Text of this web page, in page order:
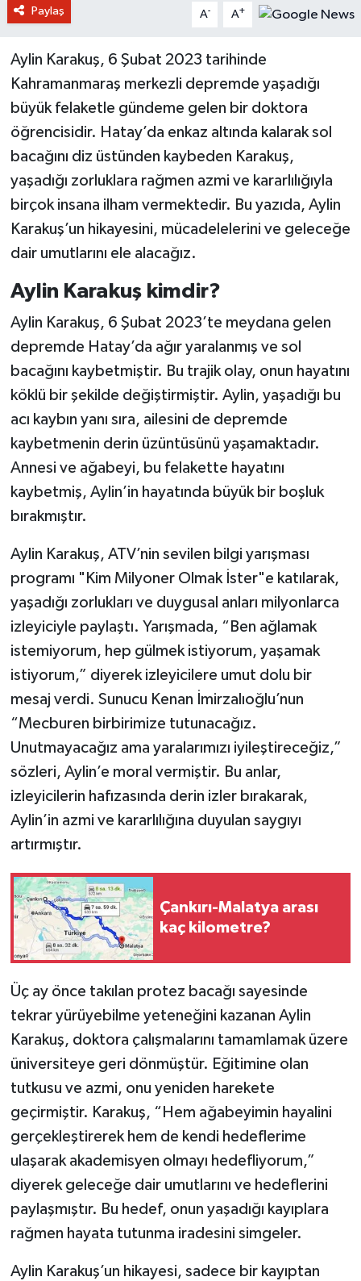
Paylaş A- A+
Aylin Karakuş, 6 Şubat 2023 tarihinde
Kahramanmaraş merkezli depremde yaşadığı
büyük felaketle gündeme gelen bir doktora
öğrencisidir. Hatay’da enkaz altında kalarak sol
bacağını diz üstünden kaybeden Karakuş,
yaşadığı zorluklara rağmen azmi ve kararlılığıyla
birçok insana ilham vermektedir. Bu yazıda, Aylin
Karakuş’un hikayesini, mücadelelerini ve geleceğe
dair umutlarını ele alacağız.
Aylin Karakuş kimdir?
Aylin Karakuş, 6 Şubat 2023’te meydana gelen
depremde Hatay’da ağır yaralanmış ve sol
bacağını kaybetmiştir. Bu trajik olay, onun hayatını
köklü bir şekilde değiştirmiştir. Aylin, yaşadığı bu
acı kaybın yanı sıra, ailesini de depremde
kaybetmenin derin üzüntüsünü yaşamaktadır.
Annesi ve ağabeyi, bu felakette hayatını
kaybetmiş, Aylin’in hayatında büyük bir boşluk
bırakmıştır.
Aylin Karakuş, ATV’nin sevilen bilgi yarışması
programı "Kim Milyoner Olmak İster"e katılarak,
yaşadığı zorlukları ve duygusal anları milyonlarca
izleyiciyle paylaştı. Yarışmada, “Ben ağlamak
istemiyorum, hep gülmek istiyorum, yaşamak
istiyorum,” diyerek izleyicilere umut dolu bir
mesaj verdi. Sunucu Kenan İmirzalıoğlu’nun
“Mecburen birbirimize tutunacağız.
Unutmayacağız ama yaralarımızı iyileştireceğiz,”
sözleri, Aylin’e moral vermiştir. Bu anlar,
izleyicilerin hafızasında derin izler bırakarak,
Aylin’in azmi ve kararlılığına duyulan saygıyı
artırmıştır.
Çankırı-Malatya arası
kaç kilometre?
Üç ay önce takılan protez bacağı sayesinde
tekrar yürüyebilme yeteneğini kazanan Aylin
Karakuş, doktora çalışmalarını tamamlamak üzere
üniversiteye geri dönmüştür. Eğitimine olan
tutkusu ve azmi, onu yeniden harekete
geçirmiştir. Karakuş, “Hem ağabeyimin hayalini
gerçekleştirerek hem de kendi hedeflerime
ulaşarak akademisyen olmayı hedefliyorum,”
diyerek geleceğe dair umutlarını ve hedeflerini
paylaşmıştır. Bu hedef, onun yaşadığı kayıplara
rağmen hayata tutunma iradesini simgeler.
Aylin Karakuş’un hikayesi, sadece bir kayıptan